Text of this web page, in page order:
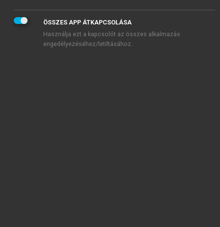
ÖSSZES APP ÁTKAPCSOLÁSA
Használja ezt a kapcsolót az összes alkalmazás
engedélyezéséhez/letiltásához.